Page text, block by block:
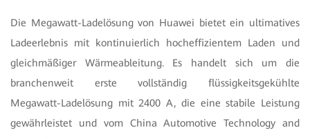
Die Megawatt-Ladelösung von Huawei bietet ein ultimatives
Ladeerlebnis mit kontinuierlich hocheffizientem Laden und
gleichmäßiger Wärmeableitung. Es handelt sich um die
branchenweit erste vollständig flüssigkeitsgekühlte
Megawatt-Ladelösung mit 2400 A, die eine stabile Leistung
gewährleistet und vom China Automotive Technology and